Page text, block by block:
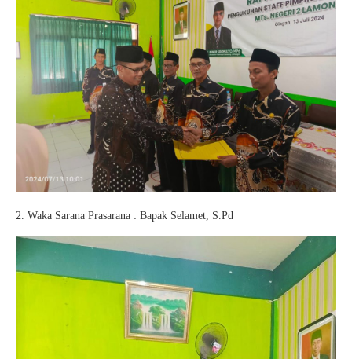
2. Waka Sarana Prasarana : Bapak Selamet, S.Pd